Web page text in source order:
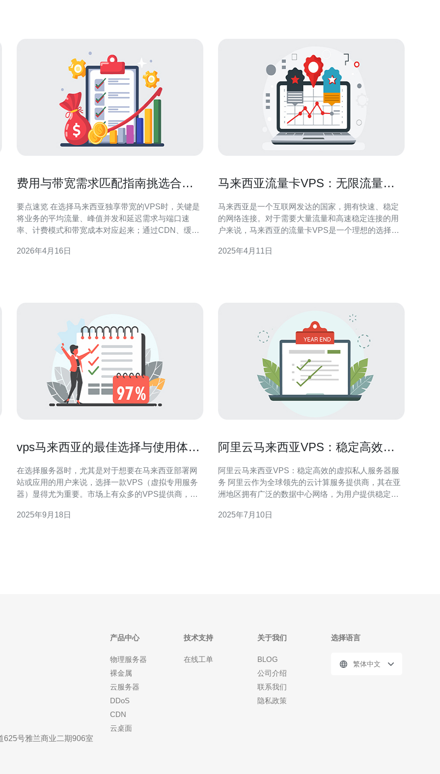
费用与带宽需求匹配指南挑选合适
要点速览 在选择马来西亚独享带宽的VPS时，关键是
将业务的平均流量、峰值并发和延迟需求与端口速
率、计费模式和带宽成本对应起来；通过CDN、缓存
稳定性要求时需考虑内置的DDoS防御与运营商级网
2026年4月16日
马来西亚流量卡VPS：无限流量，
马来西亚是一个互联网发达的国家，拥有快速、稳定
的网络连接。对于需要大量流量和高速稳定连接的用
户来说，马来西亚的流量卡VPS是一个理想的选择。
西亚流量卡VPS提供无限流量，用户不用担心网络使
2025年4月11日
vps马来西亚的最佳选择与使用体验
在选择服务器时，尤其是对于想要在马来西亚部署网
站或应用的用户来说，选择一款VPS（虚拟专用服务
器）显得尤为重要。市场上有众多的VPS提供商，他
西亚的VPS市场，帮助您找到最佳选择，了解最便宜
2025年9月18日
阿里云马来西亚VPS：稳定高效的
阿里云马来西亚VPS：稳定高效的虚拟私人服务器服
务 阿里云作为全球领先的云计算服务提供商，其在亚
洲地区拥有广泛的数据中心网络，为用户提供稳定高
受用户好评，其稳定性和高效性让用户信赖和选择。
2025年7月10日
625号雅兰商业二期906室
产品中心
物理服务器
裸金属
云服务器
DDoS
CDN
云桌面
技术支持
在线工单
关于我们
BLOG
公司介绍
联系我们
隐私政策
选择语言
繁体中文